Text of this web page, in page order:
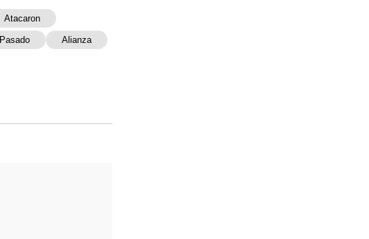
Atacaron
Pasado Alianza